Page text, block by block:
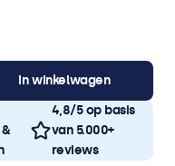
In winkelwagen
4,8/5 op basis
van 5.000+
reviews